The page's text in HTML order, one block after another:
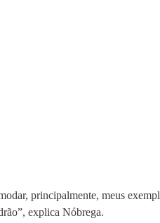
principalmente, meus
explica Nóbrega.